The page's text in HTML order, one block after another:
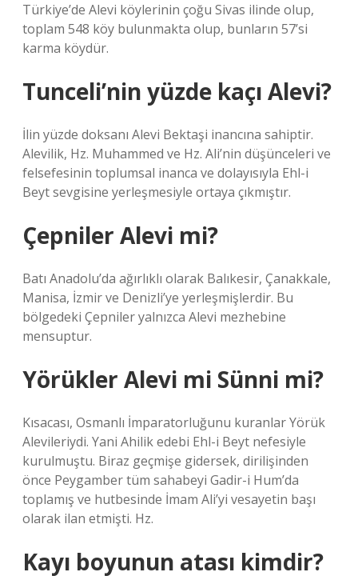
Türkiye’de Alevi köylerinin çoğu Sivas ilinde olup,
toplam 548 köy bulunmakta olup, bunların 57’si
karma köydür.
Tunceli’nin yüzde kaçı Alevi?
İlin yüzde doksanı Alevi Bektaşi inancına sahiptir.
Alevilik, Hz. Muhammed ve Hz. Ali’nin düşünceleri ve
felsefesinin toplumsal inanca ve dolayısıyla Ehl-i
Beyt sevgisine yerleşmesiyle ortaya çıkmıştır.
Çepniler Alevi mi?
Batı Anadolu’da ağırlıklı olarak Balıkesir, Çanakkale,
Manisa, İzmir ve Denizli’ye yerleşmişlerdir. Bu
bölgedeki Çepniler yalnızca Alevi mezhebine
mensuptur.
Yörükler Alevi mi Sünni mi?
Kısacası, Osmanlı İmparatorluğunu kuranlar Yörük
Alevileriydi. Yani Ahilik edebi Ehl-i Beyt nefesiyle
kurulmuştu. Biraz geçmişe gidersek, dirilişinden
önce Peygamber tüm sahabeyi Gadir-i Hum’da
toplamış ve hutbesinde İmam Ali’yi vesayetin başı
olarak ilan etmişti. Hz.
Kayı boyunun atası kimdir?